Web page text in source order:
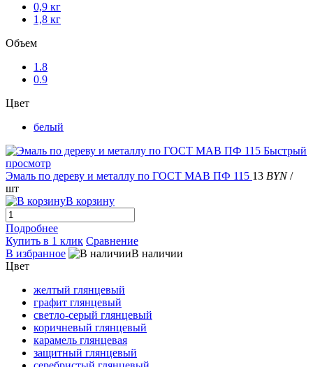
0,9 кг
1,8 кг
Объем
1.8
0.9
Цвет
белый
Быстрый
просмотр
Эмаль по дереву и металлу по ГОСТ МАВ ПФ 115 13 BYN /
шт
В корзину
Подробнее
Купить в 1 клик Сравнение
В избранное
В наличии
Цвет
желтый глянцевый
графит глянцевый
светло-серый глянцевый
коричневый глянцевый
карамель глянцевая
защитный глянцевый